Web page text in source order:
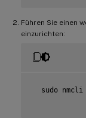
Führen Sie einen
einzurichten:
sudo nmcli